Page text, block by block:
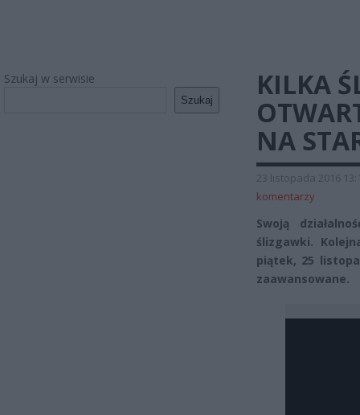
Szukaj w serwisie
Szukaj
KILKA
NA
23 listopada 2016
komentarzy
Swoją
ślizgawki.
piątek, 25
zaawansowane.